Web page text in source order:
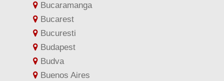
Bucaramanga
Bucarest
Bucuresti
Budapest
Budva
Buenos Aires